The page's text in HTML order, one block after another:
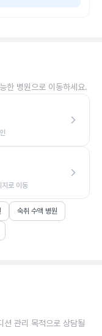
한 병원으로 이동하세요.
지로 이동
숙취 수액 병원
션 관리 목적으로 상담될